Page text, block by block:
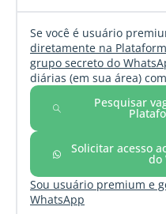
Se você é usuário
diretamente na
grupo secreto do
diárias (em sua área)
Pesquisar
Solicitar acesso
do
Sou usuário premium e
WhatsApp